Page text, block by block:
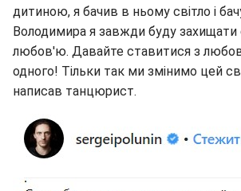
дитиною, я бачив в ньому світло і
Володимира я завжди буду захищати
любов'ю. Давайте ставитися з
одного! Тільки так ми змінимо цей
написав танцюрист.